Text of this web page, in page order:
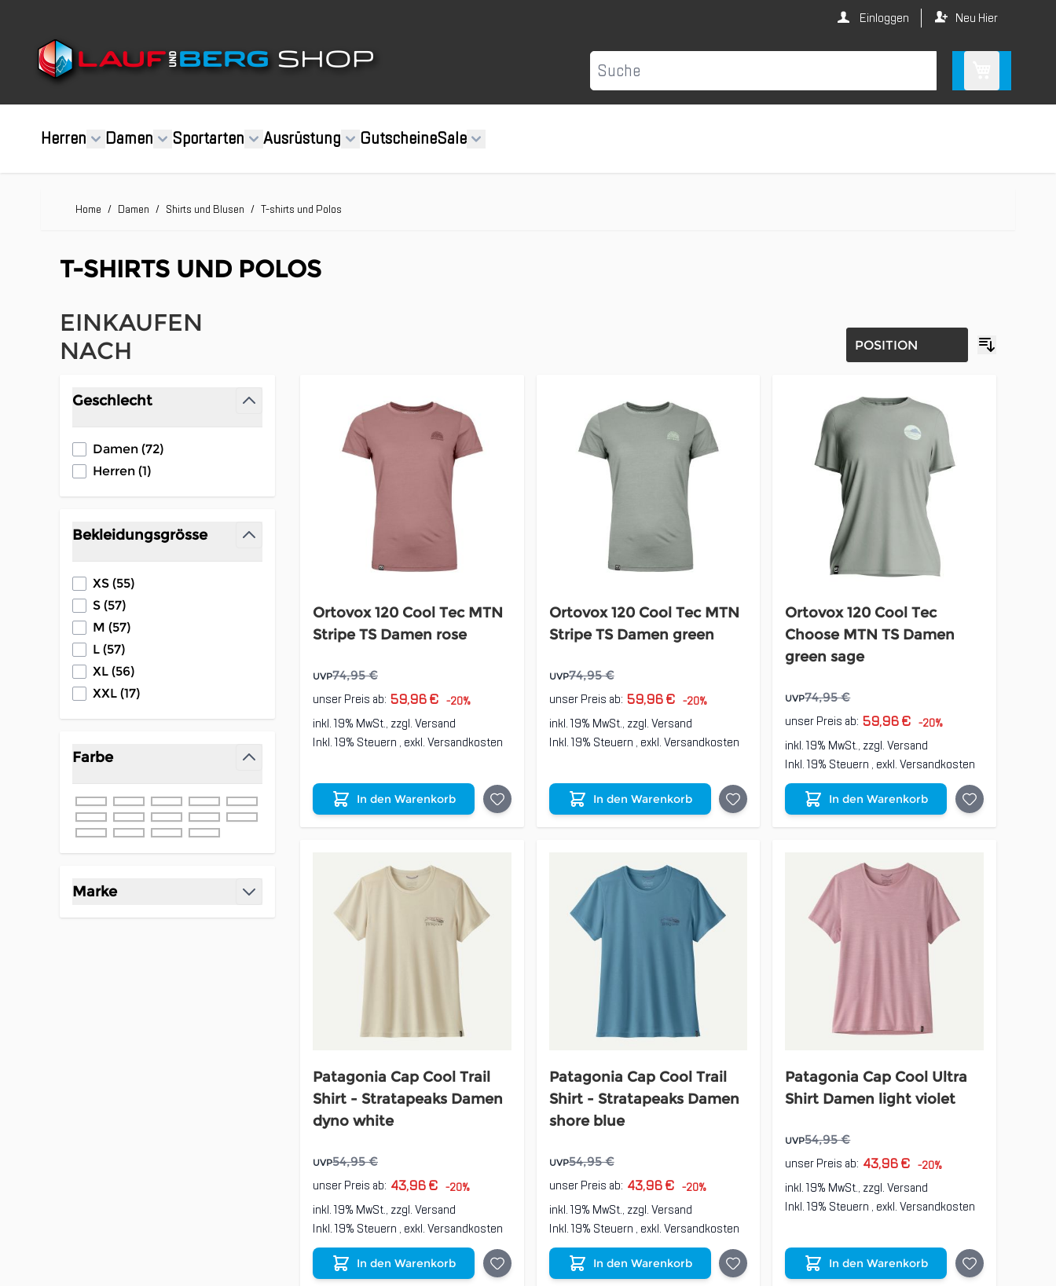
Einloggen Neu Hier
Suche
Herren Damen Sportarten Ausrüstung GutscheineSale
Home / Damen / Shirts und Blusen / T-shirts und Polos
T-SHIRTS UND POLOS
EINKAUFEN
NACH
Geschlecht
Damen (72products available
)
Herren (1products available
)
Bekleidungsgrösse
XS (55products available
)
S (57products available
)
M (57products available
)
L (57products available
)
XL (56products available
)
XXL (17products available
)
Farbe
Marke
Ortovox 120 Cool Tec MTN
Stripe TS Damen rose
UVP74,95 €
unser Preis ab: 59,96 € -20%
inkl. 19% MwSt., zzgl.Versand
Inkl. 19% Steuern , exkl.Versandkosten
In den Warenkorb
Ortovox 120 Cool Tec MTN
Stripe TS Damen green
UVP74,95 €
unser Preis ab: 59,96 € -20%
inkl. 19% MwSt., zzgl.Versand
Inkl. 19% Steuern , exkl.Versandkosten
In den Warenkorb
Ortovox 120 Cool Tec
Choose MTN TS Damen
green sage
UVP74,95 €
unser Preis ab: 59,96 € -20%
inkl. 19% MwSt., zzgl.Versand
Inkl. 19% Steuern , exkl.Versandkosten
In den Warenkorb
Patagonia Cap Cool Trail
Shirt - Stratapeaks Damen
dyno white
UVP54,95 €
unser Preis ab: 43,96 € -20%
inkl. 19% MwSt., zzgl.Versand
Inkl. 19% Steuern , exkl.Versandkosten
In den Warenkorb
Patagonia Cap Cool Trail
Shirt - Stratapeaks Damen
shore blue
UVP54,95 €
unser Preis ab: 43,96 € -20%
inkl. 19% MwSt., zzgl.Versand
Inkl. 19% Steuern , exkl.Versandkosten
In den Warenkorb
Patagonia Cap Cool Ultra
Shirt Damen light violet
UVP54,95 €
unser Preis ab: 43,96 € -20%
inkl. 19% MwSt., zzgl.Versand
Inkl. 19% Steuern , exkl.Versandkosten
In den Warenkorb